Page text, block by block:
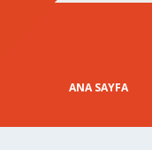
ANA SAYFA